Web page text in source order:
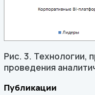
Рис. 3. Технологии,
проведения
Публикации